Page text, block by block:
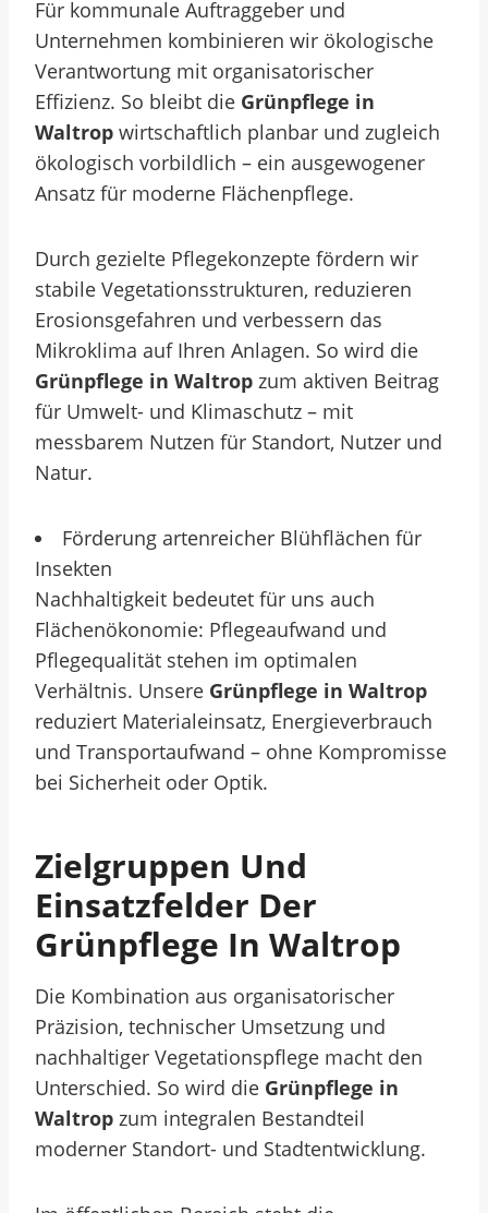
Für kommunale Auftraggeber und
Unternehmen kombinieren wir ökologische
Verantwortung mit organisatorischer
Effizienz. So bleibt die Grünpflege in
Waltrop wirtschaftlich planbar und zugleich
ökologisch vorbildlich – ein ausgewogener
Ansatz für moderne Flächenpflege.
Durch gezielte Pflegekonzepte fördern wir
stabile Vegetationsstrukturen, reduzieren
Erosionsgefahren und verbessern das
Mikroklima auf Ihren Anlagen. So wird die
Grünpflege in Waltrop zum aktiven Beitrag
für Umwelt- und Klimaschutz – mit
messbarem Nutzen für Standort, Nutzer und
Natur.
Förderung artenreicher Blühflächen für
Insekten
Nachhaltigkeit bedeutet für uns auch
Flächenökonomie: Pflegeaufwand und
Pflegequalität stehen im optimalen
Verhältnis. Unsere Grünpflege in Waltrop
reduziert Materialeinsatz, Energieverbrauch
und Transportaufwand – ohne Kompromisse
bei Sicherheit oder Optik.
Zielgruppen Und
Einsatzfelder Der
Grünpflege In Waltrop
Die Kombination aus organisatorischer
Präzision, technischer Umsetzung und
nachhaltiger Vegetationspflege macht den
Unterschied. So wird die Grünpflege in
Waltrop zum integralen Bestandteil
moderner Standort- und Stadtentwicklung.